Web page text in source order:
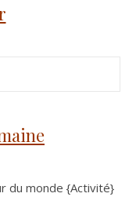
du monde {Activité}